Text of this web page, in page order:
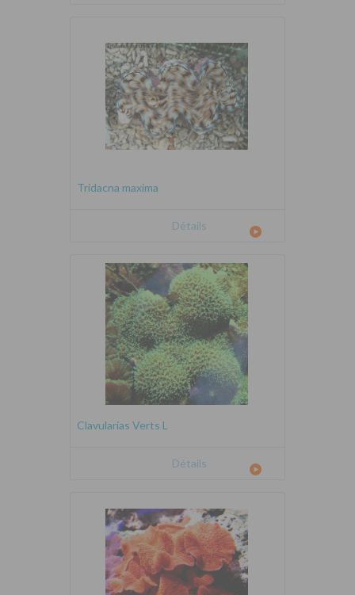
Tridacna maxima
Détails
Clavularias Verts L
Détails